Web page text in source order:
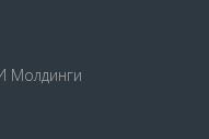
Молдинги